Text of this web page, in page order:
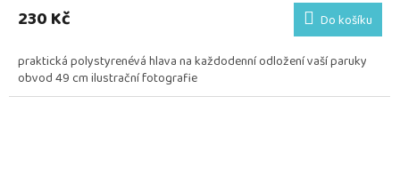
230 Kč Do košíku
praktická polystyrenévá hlava na každodenní odložení vaší paruky
obvod 49 cm ilustrační fotografie